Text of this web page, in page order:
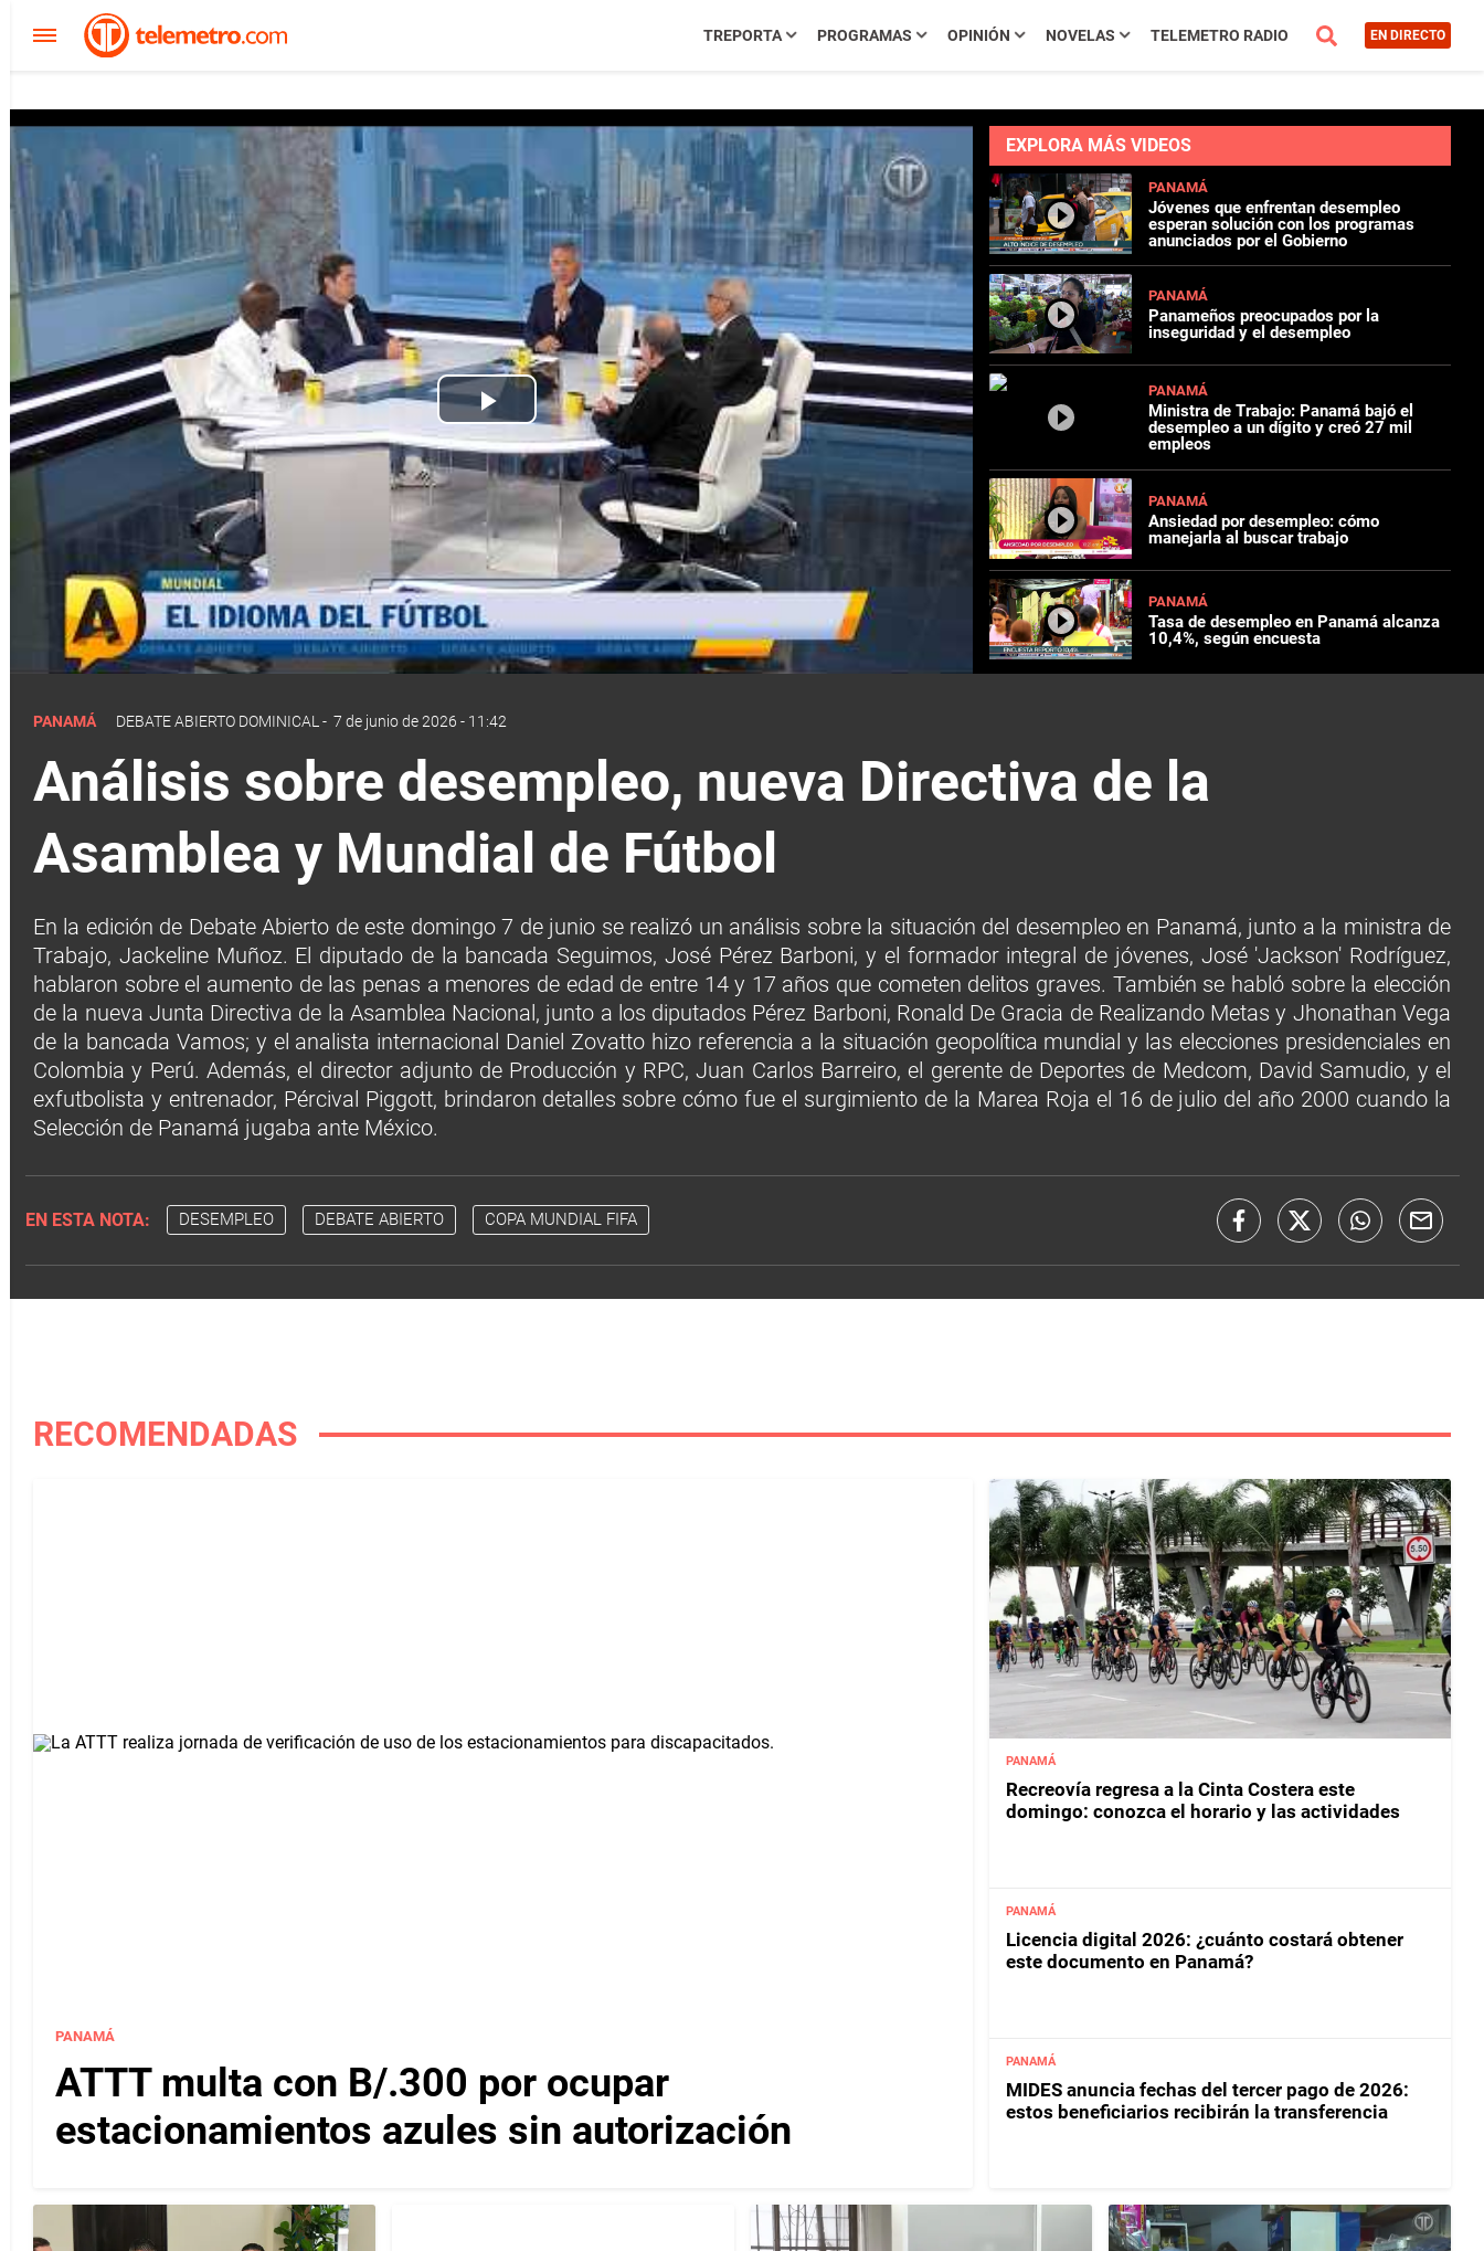
TREPORTA PROGRAMAS OPINIÓN NOVELAS TELEMETRO RADIO EN DIRECTO
Play
Video
EXPLORA MÁS VIDEOS
PANAMÁ
Jóvenes que enfrentan desempleo
esperan solución con los programas
anunciados por el Gobierno
PANAMÁ
Panameños preocupados por la
inseguridad y el desempleo
PANAMÁ
Ministra de Trabajo: Panamá bajó el
desempleo a un dígito y creó 27 mil
empleos
PANAMÁ
Ansiedad por desempleo: cómo
manejarla al buscar trabajo
PANAMÁ
Tasa de desempleo en Panamá alcanza
10,4%, según encuesta
PANAMÁ DEBATE ABIERTO DOMINICAL - 7 de junio de 2026 - 11:42
Análisis sobre desempleo, nueva Directiva de la
Asamblea y Mundial de Fútbol
En la edición de Debate Abierto de este domingo 7 de junio se realizó un análisis sobre la situación del desempleo en Panamá, junto a la ministra de
Trabajo, Jackeline Muñoz. El diputado de la bancada Seguimos, José Pérez Barboni, y el formador integral de jóvenes, José 'Jackson' Rodríguez,
hablaron sobre el aumento de las penas a menores de edad de entre 14 y 17 años que cometen delitos graves. También se habló sobre la elección
de la nueva Junta Directiva de la Asamblea Nacional, junto a los diputados Pérez Barboni, Ronald De Gracia de Realizando Metas y Jhonathan Vega
de la bancada Vamos; y el analista internacional Daniel Zovatto hizo referencia a la situación geopolítica mundial y las elecciones presidenciales en
Colombia y Perú. Además, el director adjunto de Producción y RPC, Juan Carlos Barreiro, el gerente de Deportes de Medcom, David Samudio, y el
exfutbolista y entrenador, Pércival Piggott, brindaron detalles sobre cómo fue el surgimiento de la Marea Roja el 16 de julio del año 2000 cuando la
Selección de Panamá jugaba ante México.
EN ESTA NOTA: DESEMPLEO DEBATE ABIERTO COPA MUNDIAL FIFA
RECOMENDADAS
PANAMÁ
ATTT multa con B/.300 por ocupar
estacionamientos azules sin autorización
PANAMÁ
Recreovía regresa a la Cinta Costera este
domingo: conozca el horario y las actividades
PANAMÁ
Licencia digital 2026: ¿cuánto costará obtener
este documento en Panamá?
PANAMÁ
MIDES anuncia fechas del tercer pago de 2026:
estos beneficiarios recibirán la transferencia